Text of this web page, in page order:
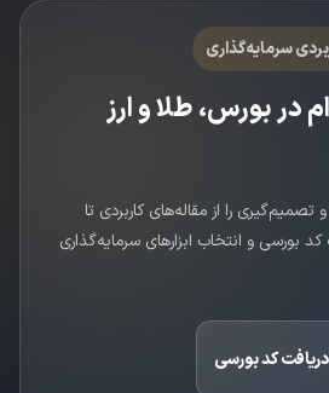
سرمایه‌گذاری
در بورس، طلا و ارز
را از مقاله‌های کاربردی تا
بورسی و انتخاب ابزارهای سرمایه‌گذاری
دریافت کد بورسی